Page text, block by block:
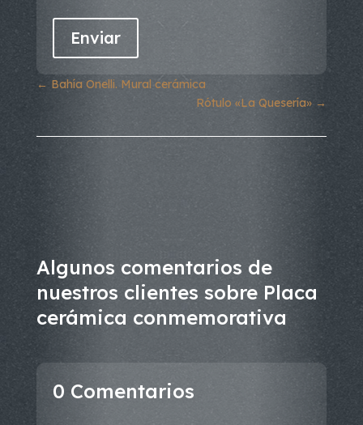
← Bahía Onelli. Mural cerámica
Rótulo «La Quesería» →
Algunos comentarios de
nuestros clientes sobre Placa
cerámica conmemorativa
0 Comentarios